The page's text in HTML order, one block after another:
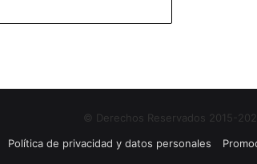
© Derechos Reservados 2015-
Política de privacidad y datos personales